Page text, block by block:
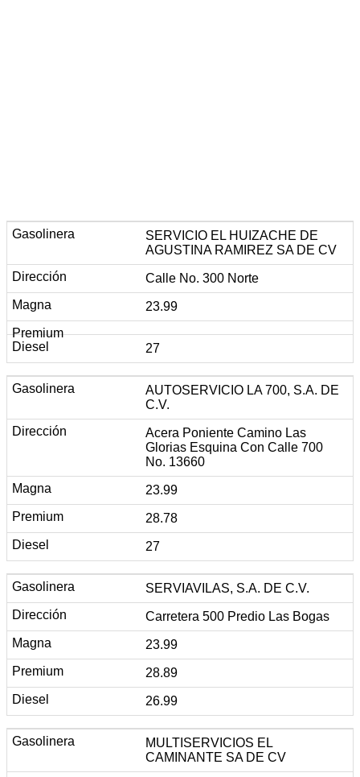
SERVICIO EL HUIZACHE DE
AGUSTINA RAMIREZ SA DE CV
Calle No. 300 Norte
23.99
27
AUTOSERVICIO LA 700, S.A. DE
C.V.
Acera Poniente Camino Las
Glorias Esquina Con Calle 700
No. 13660
23.99
28.78
27
SERVIAVILAS, S.A. DE C.V.
Carretera 500 Predio Las Bogas
23.99
28.89
26.99
MULTISERVICIOS EL
CAMINANTE SA DE CV